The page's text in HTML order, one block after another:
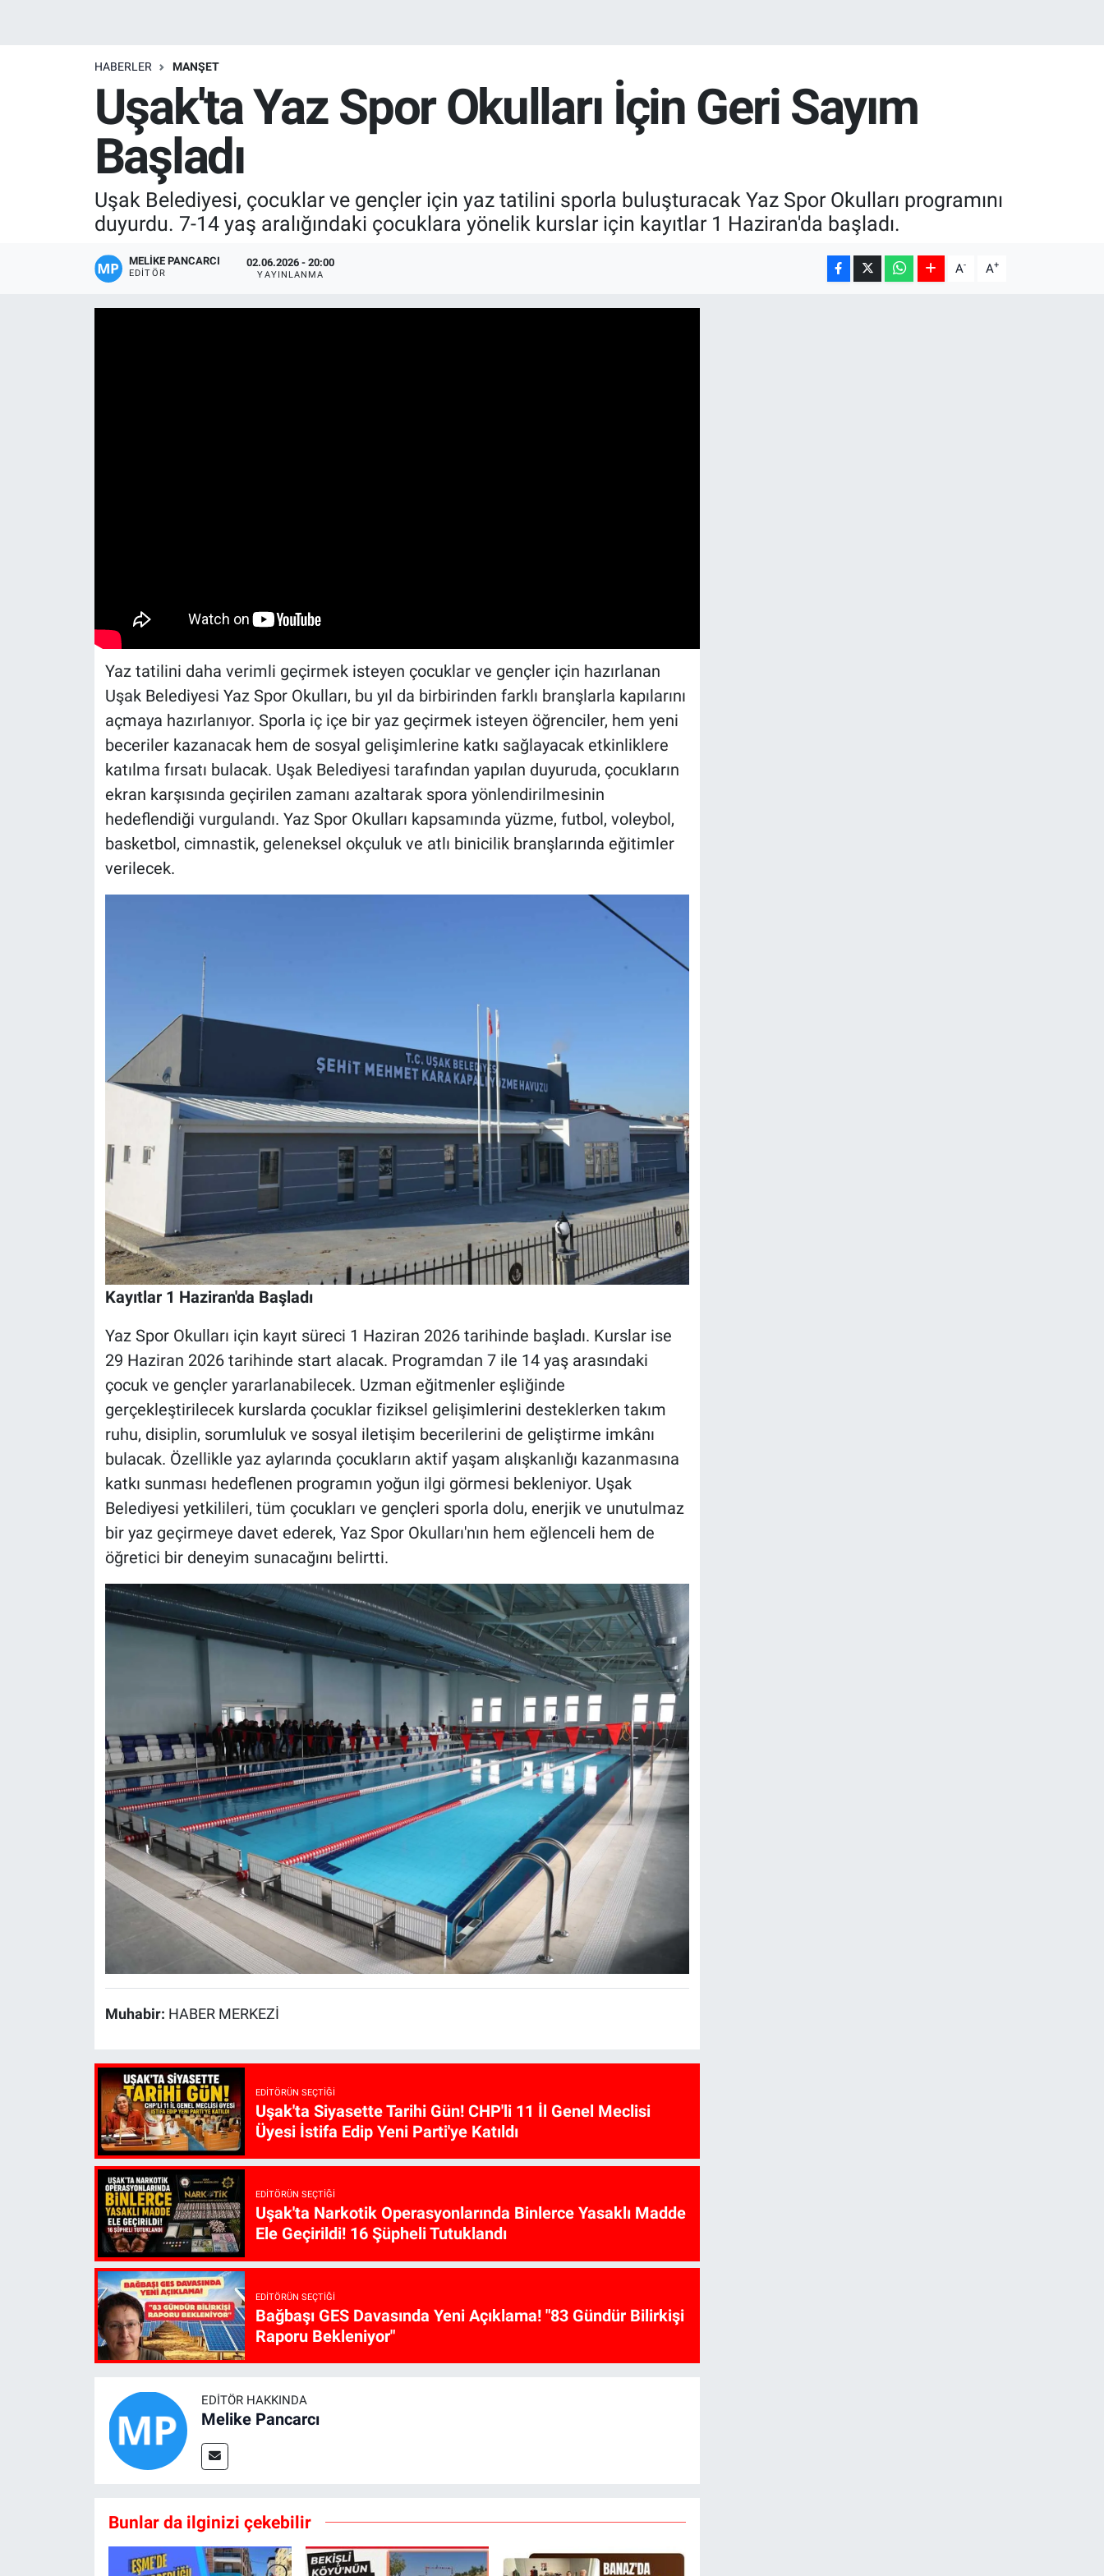
HABERLER MANŞET
Uşak'ta Yaz Spor Okulları İçin Geri Sayım
Başladı
Uşak Belediyesi, çocuklar ve gençler için yaz tatilini sporla buluşturacak Yaz Spor Okulları programını
duyurdu. 7-14 yaş aralığındaki çocuklara yönelik kurslar için kayıtlar 1 Haziran'da başladı.
MELIKE PANCARCI
EDITÖR
02.06.2026 - 20:00
YAYINLANMA A- A+
Yaz tatilini daha verimli geçirmek isteyen çocuklar ve gençler için hazırlanan
Uşak Belediyesi Yaz Spor Okulları, bu yıl da birbirinden farklı branşlarla kapılarını
açmaya hazırlanıyor. Sporla iç içe bir yaz geçirmek isteyen öğrenciler, hem yeni
beceriler kazanacak hem de sosyal gelişimlerine katkı sağlayacak etkinliklere
katılma fırsatı bulacak. Uşak Belediyesi tarafından yapılan duyuruda, çocukların
ekran karşısında geçirilen zamanı azaltarak spora yönlendirilmesinin
hedeflendiği vurgulandı. Yaz Spor Okulları kapsamında yüzme, futbol, voleybol,
basketbol, cimnastik, geleneksel okçuluk ve atlı binicilik branşlarında eğitimler
verilecek.
Kayıtlar 1 Haziran'da Başladı
Yaz Spor Okulları için kayıt süreci 1 Haziran 2026 tarihinde başladı. Kurslar ise
29 Haziran 2026 tarihinde start alacak. Programdan 7 ile 14 yaş arasındaki
çocuk ve gençler yararlanabilecek. Uzman eğitmenler eşliğinde
gerçekleştirilecek kurslarda çocuklar fiziksel gelişimlerini desteklerken takım
ruhu, disiplin, sorumluluk ve sosyal iletişim becerilerini de geliştirme imkânı
bulacak. Özellikle yaz aylarında çocukların aktif yaşam alışkanlığı kazanmasına
katkı sunması hedeflenen programın yoğun ilgi görmesi bekleniyor. Uşak
Belediyesi yetkilileri, tüm çocukları ve gençleri sporla dolu, enerjik ve unutulmaz
bir yaz geçirmeye davet ederek, Yaz Spor Okulları'nın hem eğlenceli hem de
öğretici bir deneyim sunacağını belirtti.
Muhabir: HABER MERKEZİ
EDITÖRÜN SEÇTIĞI
Uşak'ta Siyasette Tarihi Gün! CHP'li 11 İl Genel Meclisi
Üyesi İstifa Edip Yeni Parti'ye Katıldı
EDITÖRÜN SEÇTIĞI
Uşak'ta Narkotik Operasyonlarında Binlerce Yasaklı Madde
Ele Geçirildi! 16 Şüpheli Tutuklandı
EDITÖRÜN SEÇTIĞI
Bağbaşı GES Davasında Yeni Açıklama! "83 Gündür Bilirkişi
Raporu Bekleniyor"
EDITÖR HAKKINDA
Melike Pancarcı
Bunlar da ilginizi çekebilir
Resmi İlanlar
Son Dakika
Uşak Haberleri